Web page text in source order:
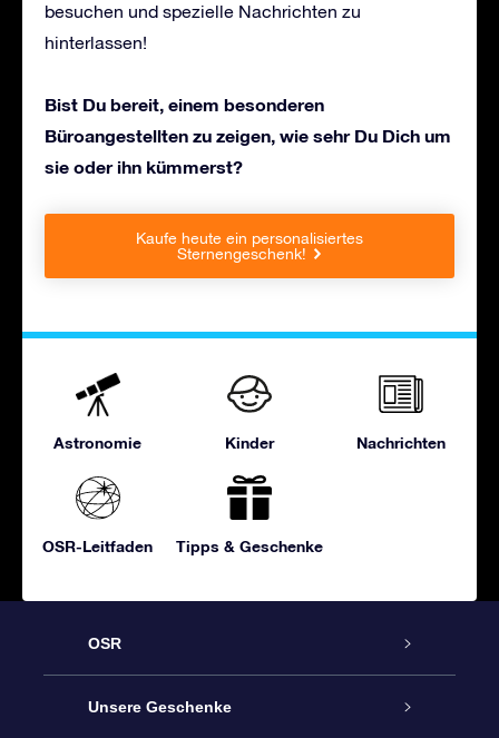
besuchen und spezielle Nachrichten zu
hinterlassen!
Bist Du bereit, einem besonderen
Büroangestellten zu zeigen, wie sehr Du Dich um
sie oder ihn kümmerst?
Kaufe heute ein personalisiertes
Sternengeschenk!
Astronomie Kinder Nachrichten
OSR-Leitfaden Tipps & Geschenke
OSR
Service
Unsere Geschenke